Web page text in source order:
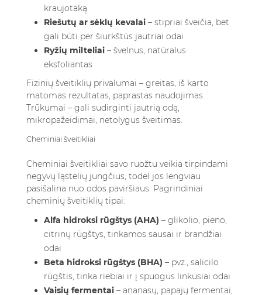
kraujotaką
Riešutų ar sėklų kevalai – stipriai šveičia, bet
gali būti per šiurkštūs jautriai odai
Ryžių milteliai – švelnus, natūralus
eksfoliantas
Fizinių šveitiklių privalumai – greitas, iš karto
matomas rezultatas, paprastas naudojimas.
Trūkumai – gali sudirginti jautrią odą,
mikropažeidimai, netolygus šveitimas.
Cheminiai šveitikliai
Cheminiai šveitikliai savo ruožtu veikia tirpindami
negyvų ląstelių jungčius, todėl jos lengviau
pasišalina nuo odos paviršiaus. Pagrindiniai
cheminių šveitiklių tipai:
Alfa hidroksi rūgštys (AHA) – glikolio, pieno,
citrinų rūgštys, tinkamos sausai ir brandžiai
odai
Beta hidroksi rūgštys (BHA) – pvz., salicilo
rūgštis, tinka riebiai ir į spuogus linkusiai odai
Vaisių fermentai – ananasų, papajų fermentai,